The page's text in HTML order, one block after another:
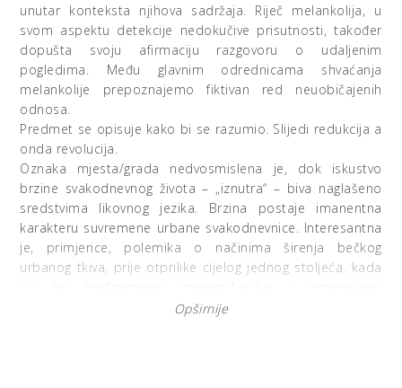
unutar konteksta njihova sadržaja. Riječ melankolija, u
svom aspektu detekcije nedokučive prisutnosti, također
dopušta svoju afirmaciju razgovoru o udaljenim
pogledima. Među glavnim odrednicama shvaćanja
melankolije prepoznajemo fiktivan red neuobičajenih
odnosa.
Predmet se opisuje kako bi se razumio. Slijedi redukcija a
onda revolucija.
Oznaka mjesta/grada nedvosmislena je, dok iskustvo
brzine svakodnevnog života – „iznutra“ – biva naglašeno
sredstvima likovnog jezika. Brzina postaje imanentna
karakteru suvremene urbane svakodnevnice. Interesantna
je, primjerice, polemika o načinima širenja bečkog
urbanog tkiva, prije otprilike cijelog jednog stoljeća, kada
futuristička ideja razvoja grada – aspekt pješaka sučeljava
Opširnije